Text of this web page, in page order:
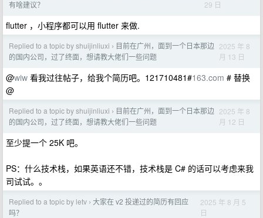
有啥建议？
29 日
flutter ，小程序都可以用 flutter 来做.
Replied to a topic by shuijinliuxi › 目前在广州，面到一个日本那边
的国内公司，过了终面，想请教大佬们一些问题
2025 年 8
月 13 日
@wiw 看我过往帖子，给我个简历吧。121710481#163.com # 替换
@
Replied to a topic by shuijinliuxi › 目前在广州，面到一个日本那边
的国内公司，过了终面，想请教大佬们一些问题
2025 年 8
月 12 日
至少提一个 25K 吧。
PS：什么技术栈，如果英语还不错，技术栈是 C# 的话可以考虑来我
司试试。。
Replied to a topic by letv › 大家在 v2 投递过的简历有回应
吗？
2025 年 8 月 5
日